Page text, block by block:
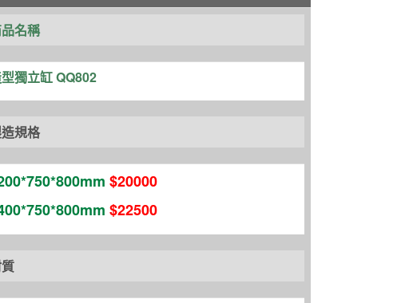
名稱
獨立缸 QQ802
規格
$20000
00*750*800mm $22500